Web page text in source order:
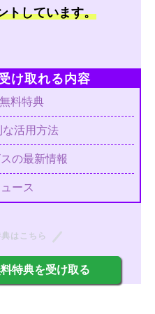
トしています。
け取れる内容
料特典
活用方法
の最新情報
ース
はこちら
特典を受け取る